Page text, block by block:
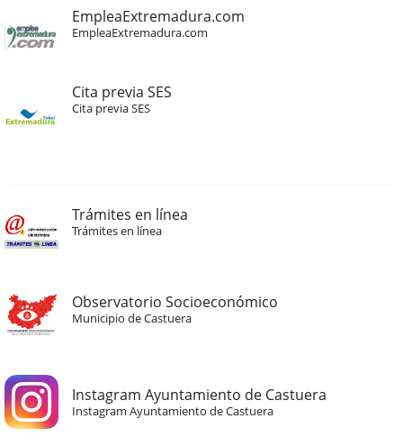
EmpleaExtremadura.com
EmpleaExtremadura.com
Cita previa SES
Cita previa SES
Trámites en línea
Trámites en línea
Observatorio Socioeconómico
Municipio de Castuera
Instagram Ayuntamiento de Castuera
Instagram Ayuntamiento de Castuera